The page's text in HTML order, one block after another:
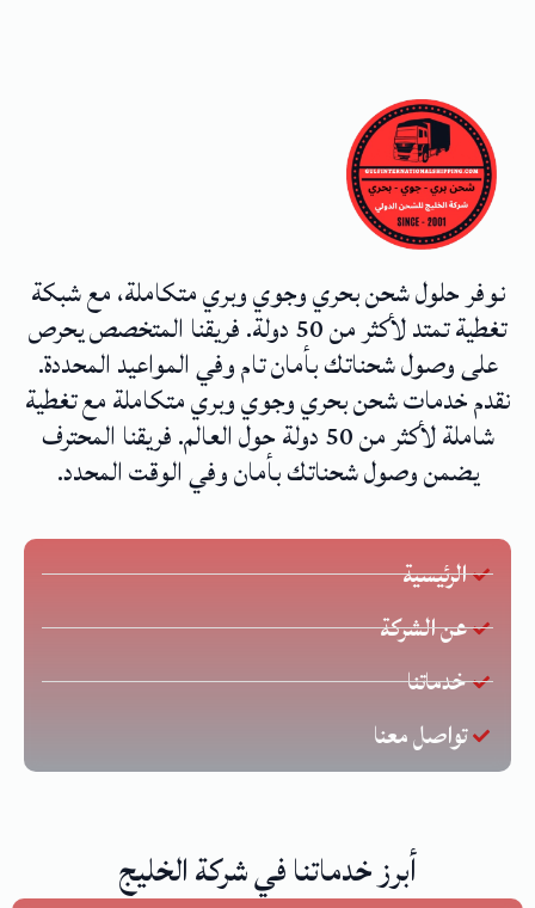
نوفر حلول شحن بحري وجوي وبري متكاملة، مع شبكة
تغطية تمتد لأكثر من 50 دولة. فريقنا المتخصص يحرص
على وصول شحناتك بأمان تام وفي المواعيد المحددة.
نقدم خدمات شحن بحري وجوي وبري متكاملة مع تغطية
شاملة لأكثر من 50 دولة حول العالم. فريقنا المحترف
يضمن وصول شحناتك بأمان وفي الوقت المحدد.
الرئيسية
عن الشركة
خدماتنا
تواصل معنا
أبرز خدماتنا في شركة الخليج